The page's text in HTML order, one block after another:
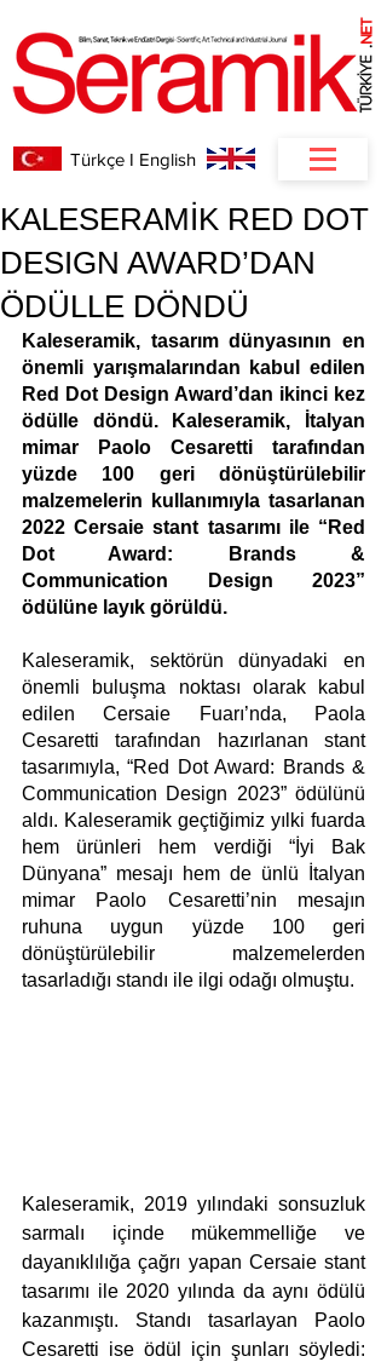
.
NET
Türkçe I English
KALESERAMİK RED DOT
DESIGN AWARD’DAN
ÖDÜLLE DÖNDÜ
Kaleseramik, tasarım dünyasının en
önemli yarışmalarından kabul edilen
Red Dot Design Award’dan ikinci kez
ödülle döndü. Kaleseramik, İtalyan
mimar Paolo Cesaretti tarafından
yüzde 100 geri dönüştürülebilir
malzemelerin kullanımıyla tasarlanan
2022 Cersaie stant tasarımı ile “Red
Dot Award: Brands &
Communication Design 2023”
ödülüne layık görüldü.
Kaleseramik, sektörün dünyadaki en
önemli buluşma noktası olarak kabul
edilen Cersaie Fuarı’nda, Paola
Cesaretti tarafından hazırlanan stant
tasarımıyla, “Red Dot Award: Brands &
Communication Design 2023” ödülünü
aldı. Kaleseramik geçtiğimiz yılki fuarda
hem ürünleri hem verdiği “İyi Bak
Dünyana” mesajı hem de ünlü İtalyan
mimar Paolo Cesaretti’nin mesajın
ruhuna uygun yüzde 100 geri
dönüştürülebilir malzemelerden
tasarladığı standı ile ilgi odağı olmuştu.
Kaleseramik, 2019 yılındaki sonsuzluk
sarmalı içinde mükemmelliğe ve
dayanıklılığa çağrı yapan Cersaie stant
tasarımı ile 2020 yılında da aynı ödülü
kazanmıştı. Standı tasarlayan Paolo